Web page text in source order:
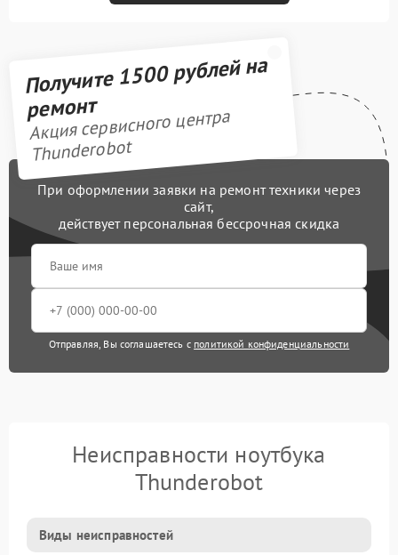
Получите 1500 рублей на
ремонт
Акция сервисного центра
Thunderobot
При оформлении заявки на ремонт техники через
сайт,
действует персональная бессрочная скидка
Отправляя, Вы соглашаетесь с политикой конфиденциальности
Неисправности ноутбука
Thunderobot
Виды неисправностей